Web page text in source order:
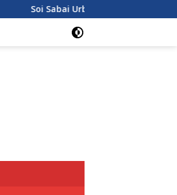
Soi Sabai Urban Thai Resmi Buka di